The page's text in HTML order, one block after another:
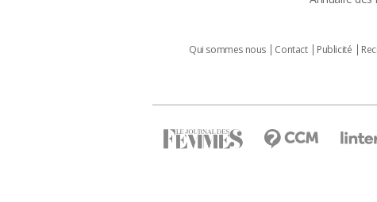
Qui sommes nous Contact Publicité